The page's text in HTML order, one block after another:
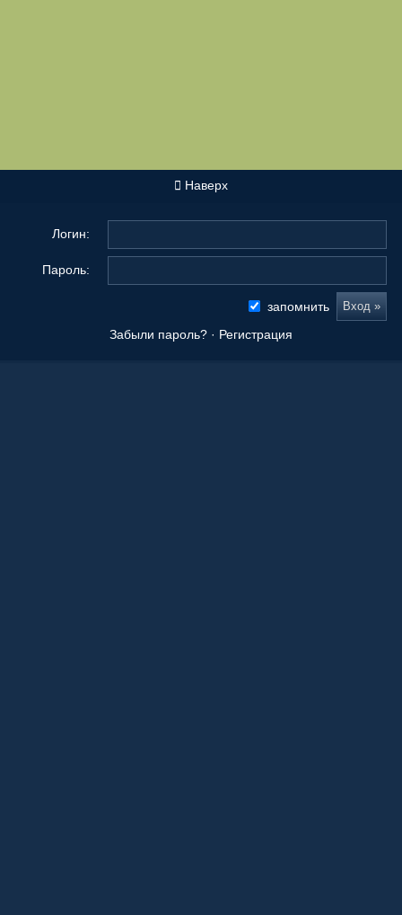
Наверх
Логин:
Пароль:
запомнить
Забыли пароль? · Регистрация